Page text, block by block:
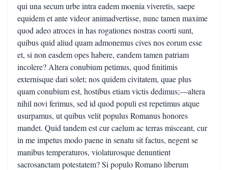
qui una secum urbe intra eadem moenia viveretis, saepe
equidem et ante videor animadvertisse, nunc tamen maxime
quod adeo atroces in has rogationes nostras coorti sunt,
quibus quid aliud quam admonemus cives nos eorum esse
et, si non easdem opes habere, eandem tamen patriam
incolere? Altera conubium petimus, quod finitimis
externisque dari solet; nos quidem civitatem, quae plus
quam conubium est, hostibus etiam victis dedimus;—altera
nihil novi ferimus, sed id quod populi est repetimus atque
usurpamus, ut quibus velit populus Romanus honores
mandet. Quid tandem est cur caelum ac terras misceant, cur
in me impetus modo paene in senatu sit factus, negent se
manibus temperaturos, violaturosque denuntient
sacrosanctam potestatem? Si populo Romano liberum